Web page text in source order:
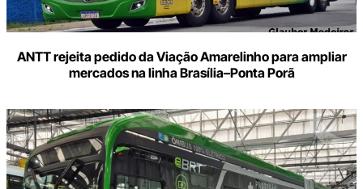
ANTT rejeita pedido da Viação Amarelinho para ampliar
mercados na linha Brasília–Ponta Porã